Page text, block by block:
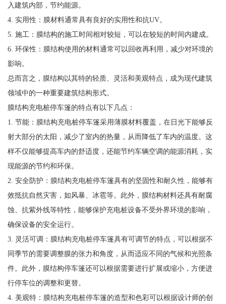
入建筑内部，节约能源。
4. 实用性：膜材料通常具有良好的实用性和抗UV。
5. 施工：膜结构的施工时间相对较短，可以在较短的时间内建成。
6. 环保性：膜结构使用的材料通常可以回收再利用，减少对环境的
影响。
总而言之，膜结构以其特的轻质、灵活和美观特点，成为现代建筑
领域中的一种重要建筑结构形式。
膜结构充电桩停车篷的特点有以下几点：
1. 节能：膜结构充电桩停车篷采用薄膜材料覆盖，在日光下能够反
射大部分的太阳，减少了室内的热量，从而降低了车内的温度。这
样不仅能够提高车内的舒适度，还能节约车辆空调的能源消耗，实
现能源的节约和环保。
2. 安全防护：膜结构充电桩停车篷具有的坚固性和耐久性，能够有
效抵抗自然灾害，如风暴、冰雹等。此外，膜结构材料还具有耐腐
蚀、抗紫外线等特性，能够保护充电桩设备不受外界环境的影响，
确保设备的安全运行。
3. 灵活可调：膜结构充电桩停车篷具有可调节的特点，可以根据不
同季节的需要调整膜的张力和角度，从而适应不同的气候和光照条
件。此外，膜结构停车篷还可以根据需要进行扩展或缩小，方便进
行停车位的调整和更替。
4. 美观特：膜结构充电桩停车篷的造型和色彩可以根据设计师的创